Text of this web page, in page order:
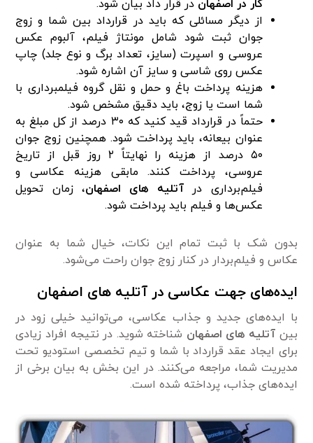
کار در اصفهان در قرار داد بیان شود.
از دیگر مسائلی که باید در قرارداد بین شما و زوج
جوان ثبت شود شامل مونتاژ فیلم، آلبوم عکس
عروسی و اسپرت (سایز، تعداد برگ و نوع جلد) چاپ
عکس روی شاسی و سایز آن اشاره شود.
هزینه پرداخت باغ و حمل و نقل گروه فیلمبرداری با
شما است یا زوج، باید دقیق مشخص شود.
حتماً در قرارداد قید کنید که ۳۰ درصد از کل مبلغ به
عنوان بیعانه، باید پرداخت شود. همچنین زوج جوان
۵۰ درصد از هزینه را نهایتاً ۲ روز قبل از تاریخ
عروسی، پرداخت کنند. مابقی هزینه عکاسی و
فیلم‌برداری در آتلیه های اصفهان، زمان تحویل
عکس‌ها و فیلم باید پرداخت شود.
بدون شک با ثبت تمام این نکات، خیال شما به عنوان
عکاس و فیلم‌بردار در کنار زوج جوان راحت می‌شود.
ایده‌های جهت عکاسی در آتلیه های اصفهان
با ‌ایده‌های جدید و جذاب عکاسی، می‌توانید خیلی زود در
بین آتلیه های اصفهان شناخته شوید. در نتیجه افراد زیادی
برای ایجاد عقد قرارداد با شما و تیم تخصصی استودیو تحت
مدیریت شما، مراجعه می‌کنند. در این بخش به بیان برخی از
ایده‌‌های جذاب، پرداخته شده است.